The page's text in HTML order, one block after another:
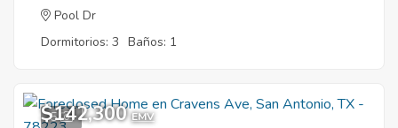
Pool Dr
Dormitorios: 3 Baños: 1
5
$142,300 EMV